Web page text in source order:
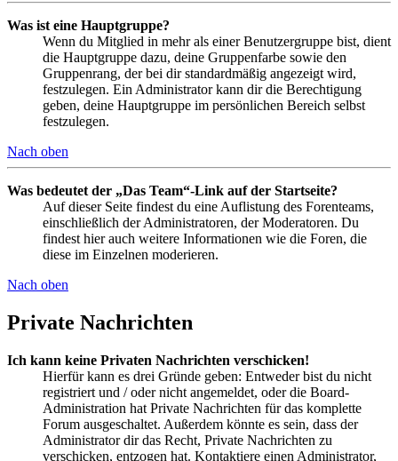
Was ist eine Hauptgruppe?
Wenn du Mitglied in mehr als einer Benutzergruppe bist, dient
die Hauptgruppe dazu, deine Gruppenfarbe sowie den
Gruppenrang, der bei dir standardmäßig angezeigt wird,
festzulegen. Ein Administrator kann dir die Berechtigung
geben, deine Hauptgruppe im persönlichen Bereich selbst
festzulegen.
Nach oben
Was bedeutet der „Das Team“-Link auf der Startseite?
Auf dieser Seite findest du eine Auflistung des Forenteams,
einschließlich der Administratoren, der Moderatoren. Du
findest hier auch weitere Informationen wie die Foren, die
diese im Einzelnen moderieren.
Nach oben
Private Nachrichten
Ich kann keine Privaten Nachrichten verschicken!
Hierfür kann es drei Gründe geben: Entweder bist du nicht
registriert und / oder nicht angemeldet, oder die Board-
Administration hat Private Nachrichten für das komplette
Forum ausgeschaltet. Außerdem könnte es sein, dass der
Administrator dir das Recht, Private Nachrichten zu
verschicken, entzogen hat. Kontaktiere einen Administrator,